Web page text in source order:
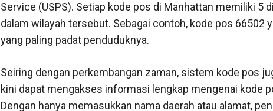
Service (USPS). Setiap kode pos di Manhattan memiliki 5
dalam wilayah tersebut. Sebagai contoh, kode pos 66502
yang paling padat penduduknya.
Seiring dengan perkembangan zaman, sistem kode pos
kini dapat mengakses informasi lengkap mengenai kode
Dengan hanya memasukkan nama daerah atau alamat,